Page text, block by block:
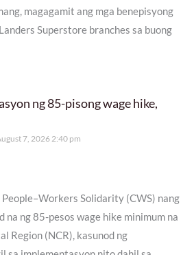
magagamit ang mga benepisyong
Superstore branches sa buong
ng 85-pisong wage hike,
7, 2026 2:40 pm
People–Workers Solidarity (CWS) nang
na ng 85-pesos wage hike minimum na
Region (NCR), kasunod ng